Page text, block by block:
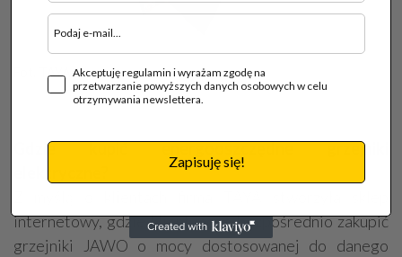
Fot. TAYA
Gdzie kupić energooszczędne grzejniki
internetowy, gdzie klient może bezpośrednio zakupić
grzejniki JAWO o mocy dostosowanej do danego
Akceptuję regulamin i wyrażam zgodę na
przetwarzanie powyższych danych osobowych w celu
otrzymywania newslettera.
Zapisuję się!